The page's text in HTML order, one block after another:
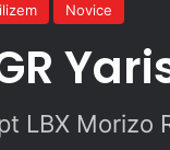
Novice
LBX Morizo